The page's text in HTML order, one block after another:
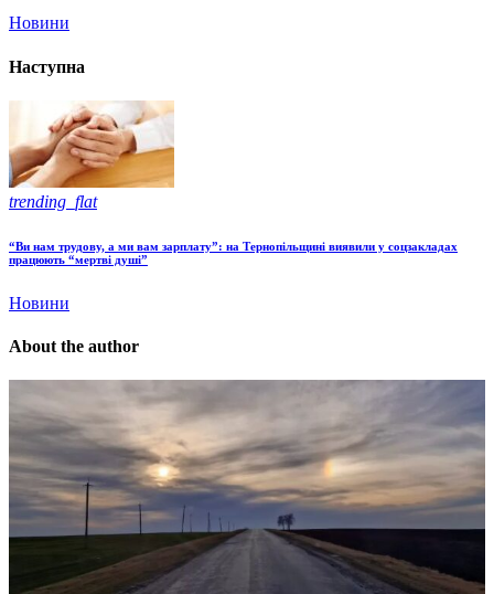
Новини
Наступна
trending_flat
“Ви нам трудову, а ми вам зарплату”: на Тернопільщині виявили у соцзакладах
працюють “мертві душі”
Новини
About the author